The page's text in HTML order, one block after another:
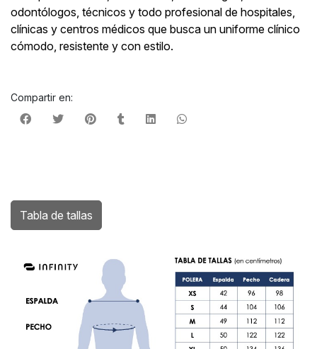
odontólogos, técnicos y todo profesional de hospitales,
clínicas y centros médicos que busca un uniforme clínico
cómodo, resistente y con estilo.
Compartir en:
Tabla de tallas